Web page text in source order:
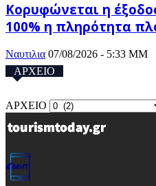
Κορυφώνεται η
100% η πληρότητα
Ναυτιλια 07/08/2026 - 5:33 ΜΜ
ΑΡΧΕΙΟ
ΑΡΧΕΙΟ